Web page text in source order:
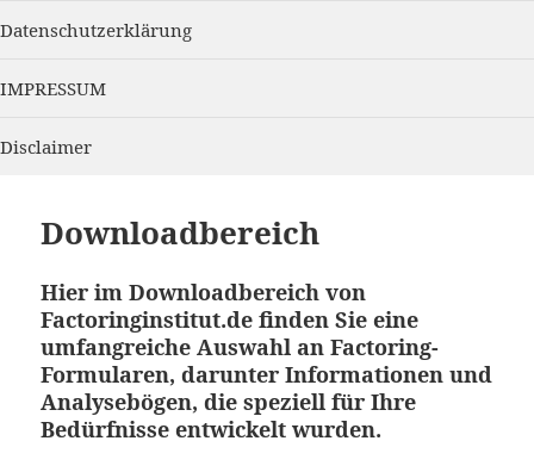
Datenschutzerklärung
IMPRESSUM
Disclaimer
Downloadbereich
Hier im Downloadbereich von
Factoringinstitut.de finden Sie eine
umfangreiche Auswahl an Factoring-
Formularen, darunter Informationen und
Analysebögen, die speziell für Ihre
Bedürfnisse entwickelt wurden.